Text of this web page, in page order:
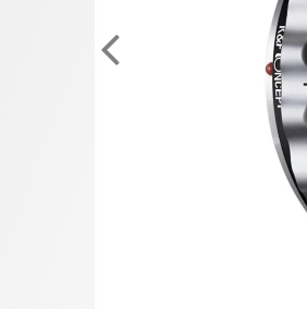
Step Up Ring 49-67mm -
Gör filtergängan större